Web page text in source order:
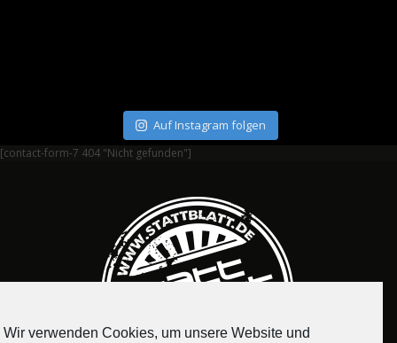
Auf Instagram folgen
[contact-form-7 404 "Nicht gefunden"]
Wir verwenden Cookies, um unsere Website und